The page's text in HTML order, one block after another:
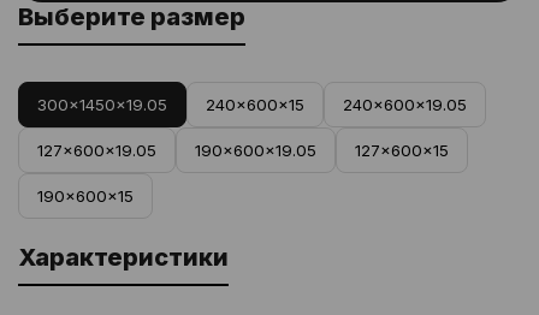
Выберите размер
300x1450x19.05 240x600x15 240x600x19.05
127x600x19.05 190x600x19.05 127x600x15
190x600x15
Характеристики